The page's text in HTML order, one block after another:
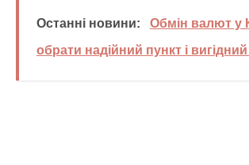
Останні новини:
Обмін валют у
обрати надійний пункт і